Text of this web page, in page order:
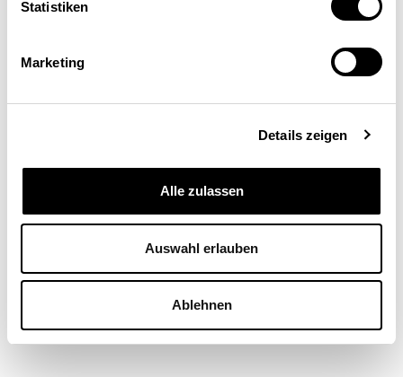
Statistiken
Marketing
Details zeigen
Alle zulassen
Auswahl erlauben
Ablehnen
Dr. rer. pol., Botschafter, Delegierter des
(Seco), Bern